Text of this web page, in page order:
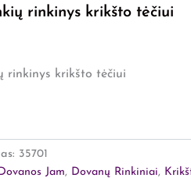
rinkinys krikšto tėčiui
rinkinys krikšto tėčiui
35701
Dovanos Jam, Dovanų Rinkiniai,